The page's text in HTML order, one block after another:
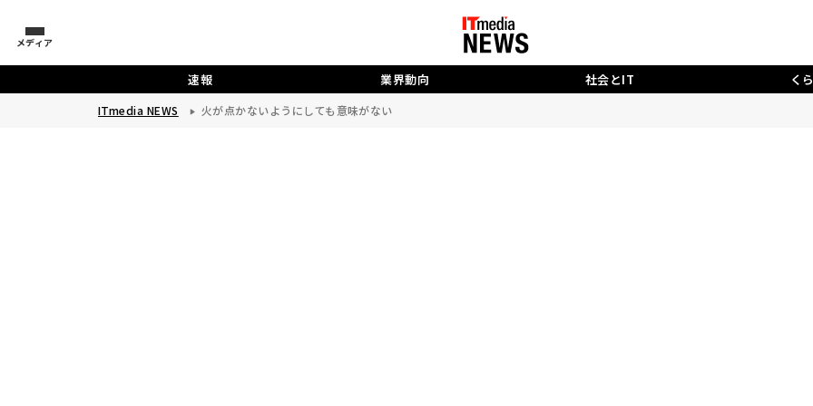
メディア
速報 業界動向 社会とIT く
ITmedia NEWS 火が点かないようにしても意味がない